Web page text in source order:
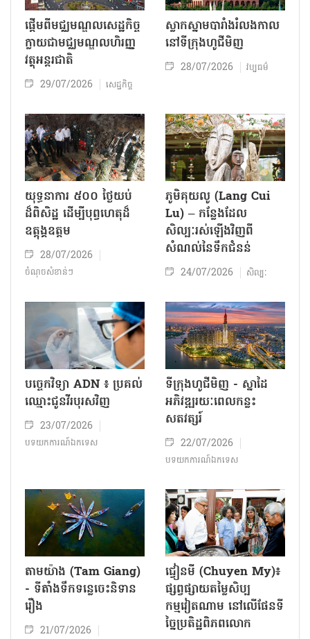
ផ្តើមពីមជ្ឈមណ្ឌលសេដ្ឋកិច្ច
ក្លាយជាមជ្ឈមណ្ឌលហិរញ្ញ
វត្ថុអន្តរជាតិ
29/07/2026 សេដ្ឋកិច្ច
ស្លាកស្នាមបារាំងរំលងកាល
នៅទីក្រុង​ហូជីមិញ​
28/07/2026 វប្បធម៌
យុទ្ធនាការ ៥០០ ថ្ងៃយប់
ដ៏ពិសិដ្ឋ ដើម្បីបុព្វហេតុដ៏
ឧត្តុង្គឧត្តម
28/07/2026
ចំណុចសំខាន់ៗ
ភូមិគុយលូ (Lang Cui
Lu) – កន្លែងដែល
សិល្បៈរស់ឡើងវិញពី
សំណល់នៃទឹកជំនន់
24/07/2026 សិល្បៈ
បច្ចេកវិទ្យា ADN ៖ ប្រគល់
ឈ្មោះជូនវីរបុរសវិញ
23/07/2026
បទយកការណ៍ឯកទេស
ទីក្រុងហូជីមិញ - ស្នាដៃ
អភិវឌ្ឍរយៈពេលកន្លះ
សតវត្សរ៍
22/07/2026
បទយកការណ៍ឯកទេស
តាមយ៉ាង (Tam Giang)
- ទីតាំងទឹកទន្លេចេះនិទាន
រឿង
21/07/2026
ជ្វៀនមី (Chuyen My)៖
ផ្សព្វផ្សាយតម្លៃសិប្ប
កម្មវៀតណាម នៅលើផែនទី
ច្នៃប្រតិដ្ឋពិភពលោក